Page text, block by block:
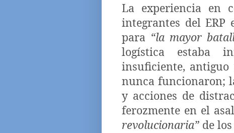
La experiencia en
integrantes del ERP
para “la mayor
logística estaba
insuficiente,
nunca funcionaron;
y acciones de
ferozmente en el
revolucionaria” de